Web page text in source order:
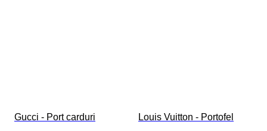
Gucci - Port carduri Louis Vuitton - Portofel